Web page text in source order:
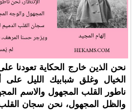
نحن الذين خارج الحكاية تعودنا
الخيال وغلق شبابيك الليل على
ناطور القلب المجهول والاسم
والظل المجهول، نحن سجان